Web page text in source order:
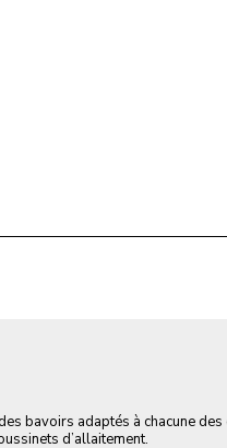
bavoirs adaptés à chacune des
d’allaitement.